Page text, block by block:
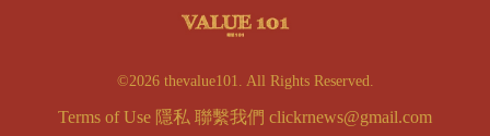
©2026 thevalue101. All Rights Reserved.
Terms of Use 隱私 聯繫我們 clickrnews@gmail.com